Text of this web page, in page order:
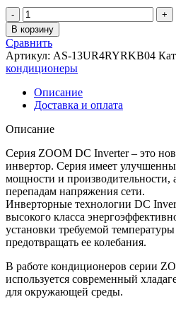
Количество
товара
Инверторные
сплит-
системы
серии
ZOOM
DC
Inverter
AS-
В корзину
Сравнить
Артикул: AS-13UR4RYRKB04
кондиционеры
Описание
Доставка и оплата
Описание
Серия ZOOM DC Inverter – это
инвертор. Серия имеет
мощности и производительности,
перепадам напряжения сети.
Инверторные технологии DC
высокого класса
установки требуемой
предотвращать ее колебания.
В работе кондиционеров серии
используется современный
для окружающей среды.